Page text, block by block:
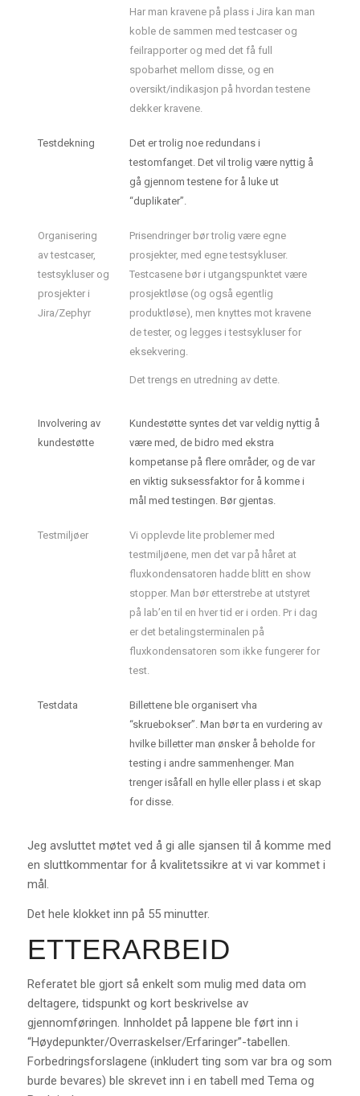
Har man kravene på plass i Jira kan man
koble de sammen med testcaser og
feilrapporter og med det få full
spobarhet mellom disse, og en
oversikt/indikasjon på hvordan testene
dekker kravene.
Testdekning
Det er trolig noe redundans i
testomfanget. Det vil trolig være nyttig å
gå gjennom testene for å luke ut
“duplikater”.
Organisering
av testcaser,
testsykluser og
prosjekter i
Jira/Zephyr
Prisendringer bør trolig være egne
prosjekter, med egne testsykluser.
Testcasene bør i utgangspunktet være
prosjektløse (og også egentlig
produktløse), men knyttes mot kravene
de tester, og legges i testsykluser for
eksekvering.
Det trengs en utredning av dette.
Involvering av
kundestøtte
Kundestøtte syntes det var veldig nyttig å
være med, de bidro med ekstra
kompetanse på flere områder, og de var
en viktig suksessfaktor for å komme i
mål med testingen. Bør gjentas.
Testmiljøer
Vi opplevde lite problemer med
testmiljøene, men det var på håret at
fluxkondensatoren hadde blitt en show
stopper. Man bør etterstrebe at utstyret
på lab’en til en hver tid er i orden. Pr i dag
er det betalingsterminalen på
fluxkondensatoren som ikke fungerer for
test.
Testdata
Billettene ble organisert vha
“skruebokser”. Man bør ta en vurdering av
hvilke billetter man ønsker å beholde for
testing i andre sammenhenger. Man
trenger isåfall en hylle eller plass i et skap
for disse.
Jeg avsluttet møtet ved å gi alle sjansen til å komme med
en sluttkommentar for å kvalitetssikre at vi var kommet i
mål.
Det hele klokket inn på 55 minutter.
ETTERARBEID
Referatet ble gjort så enkelt som mulig med data om
deltagere, tidspunkt og kort beskrivelse av
gjennomføringen. Innholdet på lappene ble ført inn i
“Høydepunkter/Overraskelser/Erfaringer”-tabellen.
Forbedringsforslagene (inkludert ting som var bra og som
burde bevares) ble skrevet inn i en tabell med Tema og